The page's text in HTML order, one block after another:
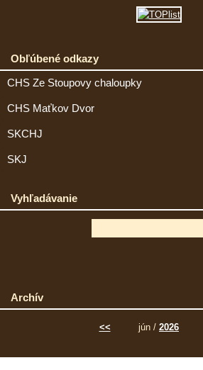
Obľúbené odkazy
CHS Ze Stoupovy chaloupky
CHS Maťkov Dvor
SKCHJ
SKJ
Vyhľadávanie
Archív
<< jún / 2026